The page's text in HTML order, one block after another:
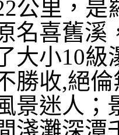
公里，是
名喜舊溪
大小10
勝收,絕
景迷人；